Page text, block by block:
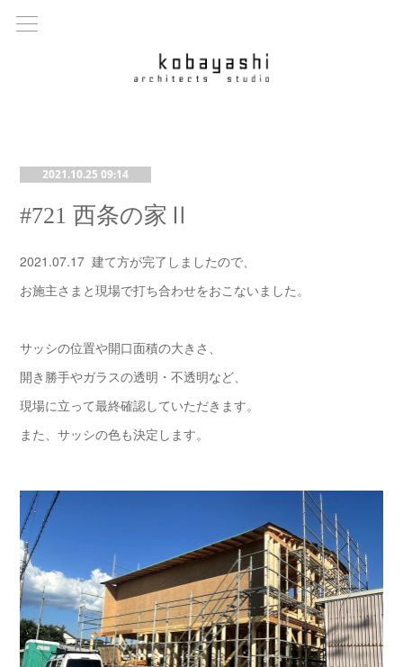
2021.10.25 09:14
#721 西条の家Ⅱ
2021.07.17 建て方が完了しましたので、
お施主さまと現場で打ち合わせをおこないました。
サッシの位置や開口面積の大きさ、
開き勝手やガラスの透明・不透明など、
現場に立って最終確認していただきます。
また、サッシの色も決定します。